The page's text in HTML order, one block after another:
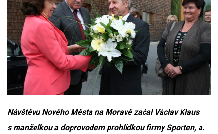
Návštěvu Nového Města na Moravě začal Václav Klaus
s manželkou a doprovodem prohlídkou firmy Sporten, a.